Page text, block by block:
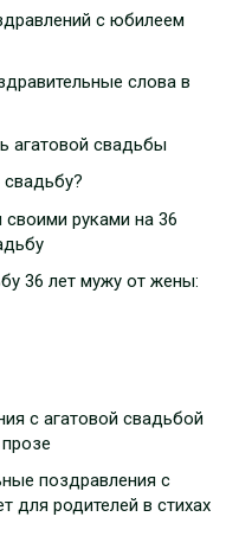
с юбилеем
слова в
агатовой свадьбы
руками на 36
36 лет мужу от жены:
с агатовой свадьбой
поздравления с
для родителей в стихах